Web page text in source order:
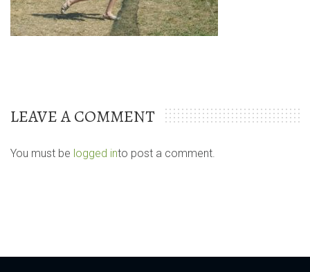
LEAVE A COMMENT
You must be logged into post a comment.